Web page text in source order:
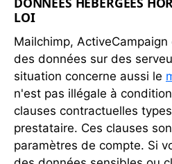
LOI
Mailchimp,
des données sur des
situation concerne aussi le
n'est pas illégale à
clauses contractuelles
prestataire. Ces clauses
paramètres de compte. Si